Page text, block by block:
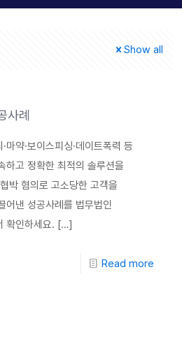
Show all
사례
마약·보이스피싱·데이트폭력 등
하고 정확한 최적의 솔루션을
박 혐의로 고소당한 고객을
어낸 성공사례를 법무법인
확인하세요. […]
Read more